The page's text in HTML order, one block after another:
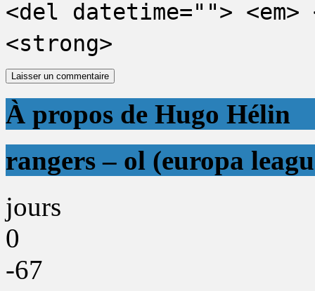
<del datetime="">
<strong>
À propos de Hugo Hélin
rangers – ol (europa
jours
0
-67